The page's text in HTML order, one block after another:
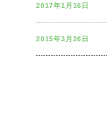
2017年1月16日
2015年3月26日